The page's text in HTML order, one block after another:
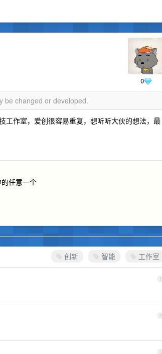
0
be changed or developed.
工作室，爱创很容易重复，想听听大伙的想法，最
任意一个
创新 智能 工作室
1
2
3